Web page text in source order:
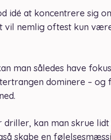
idé at koncentrere sig
nemlig oftest kun
man således have
dominere – og
kan man skrue
skabe en